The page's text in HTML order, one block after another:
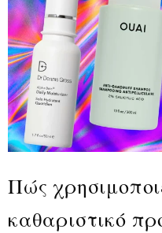
Πώς
καθαριστικό